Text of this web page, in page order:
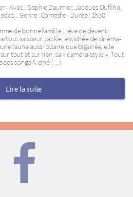
- Avec : Sophie Daumier, Jacques Dufilho,
Genre : Comédie - Durée : 1h30 -
de bonne famille", rêve de devenir
sa sœur Jackie, entichée de cinéma-
faune aussi bizarre que bigarrée, elle
tout et sur rien, sa « caméra-stylo ». Tout
songs & ciné (…)
Lire la suite